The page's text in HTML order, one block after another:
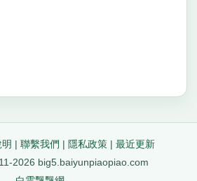
| 聯繫我們 | 隱私政策 | 最近更新
2026 big5.baiyunpiaopiao.com